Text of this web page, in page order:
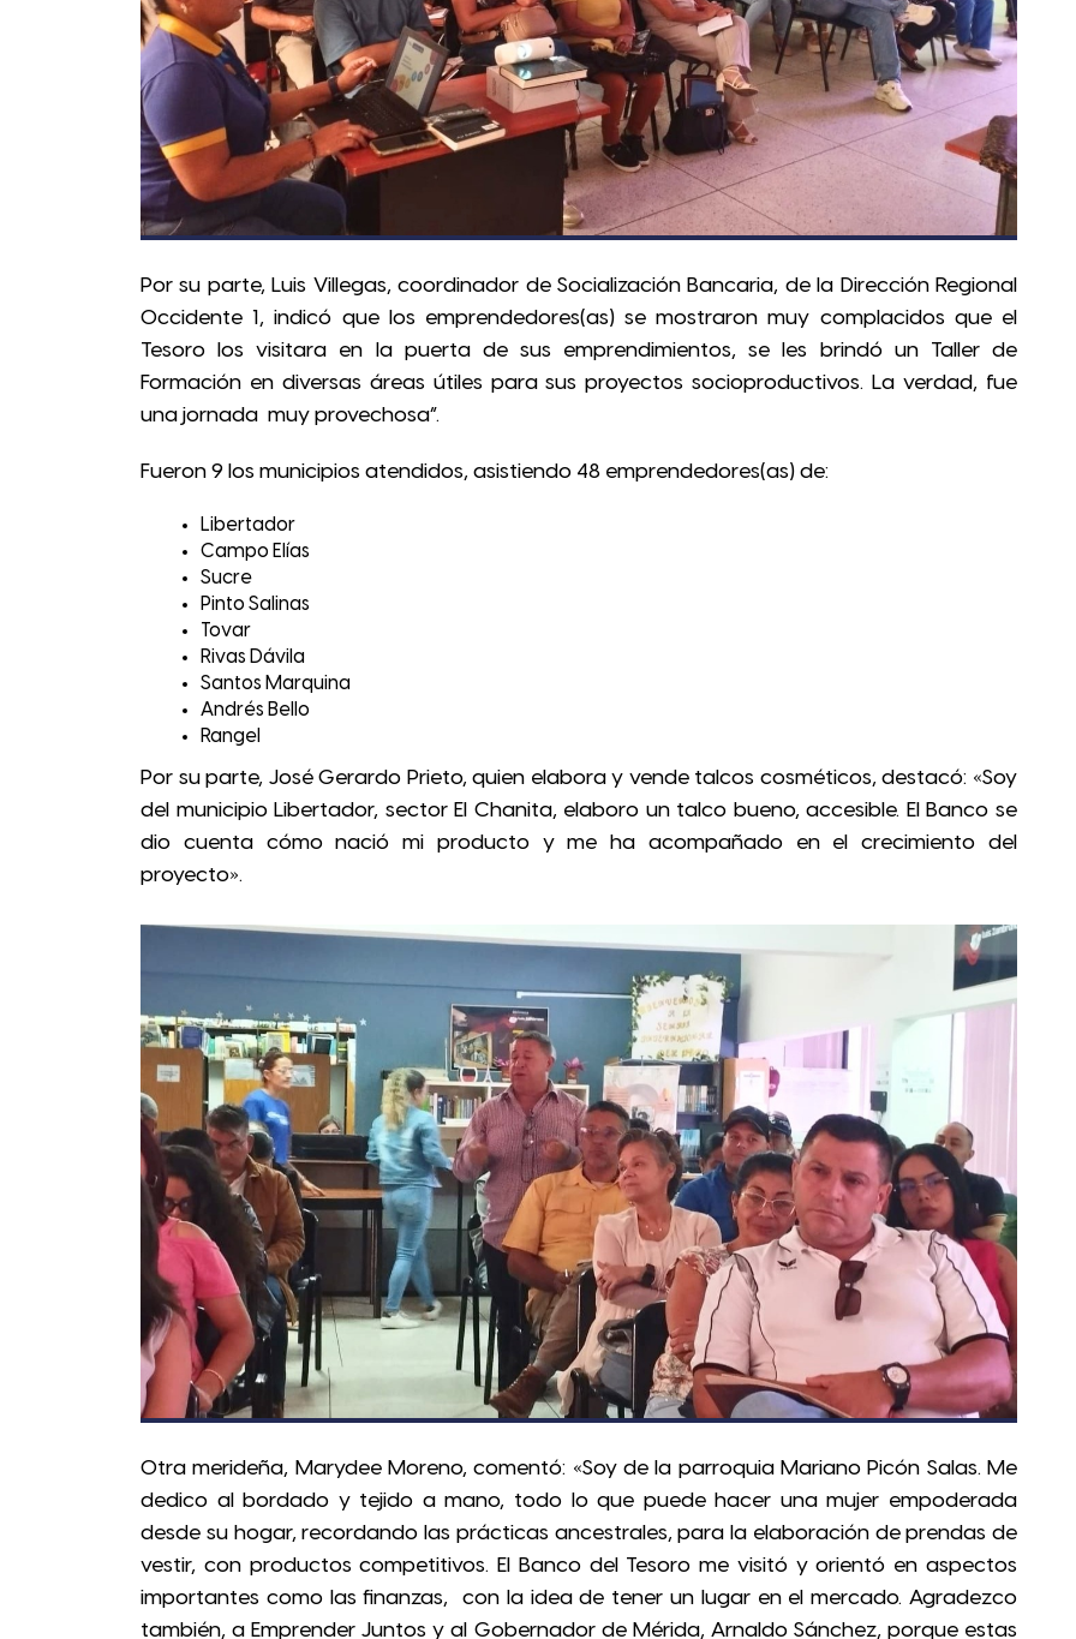
Por su parte, Luis Villegas, coordinador de Socialización Bancaria, de la Dirección Regional
Occidente 1, indicó que los emprendedores(as) se mostraron muy complacidos que el
Tesoro los visitara en la puerta de sus emprendimientos, se les brindó un Taller de
Formación en diversas áreas útiles para sus proyectos socioproductivos. La verdad, fue
una jornada muy provechosa”.
Fueron 9 los municipios atendidos, asistiendo 48 emprendedores(as) de:
Libertador
Campo Elías
Sucre
Pinto Salinas
Tovar
Rivas Dávila
Santos Marquina
Andrés Bello
Rangel
Por su parte, José Gerardo Prieto, quien elabora y vende talcos cosméticos, destacó: «Soy
del municipio Libertador, sector El Chanita, elaboro un talco bueno, accesible. El Banco se
dio cuenta cómo nació mi producto y me ha acompañado en el crecimiento del
proyecto».
Otra merideña, Marydee Moreno, comentó: «Soy de la parroquia Mariano Picón Salas. Me
dedico al bordado y tejido a mano, todo lo que puede hacer una mujer empoderada
desde su hogar, recordando las prácticas ancestrales, para la elaboración de prendas de
vestir, con productos competitivos. El Banco del Tesoro me visitó y orientó en aspectos
importantes como las finanzas, con la idea de tener un lugar en el mercado. Agradezco
también, a Emprender Juntos y al Gobernador de Mérida, Arnaldo Sánchez, porque estas